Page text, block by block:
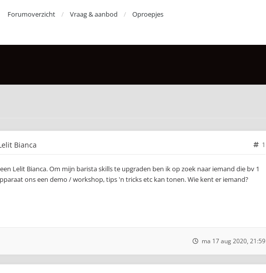
Forumoverzicht Vraag & aanbod Oproepjes
Bianca 1
Lelit Bianca. Om mijn barista skills te upgraden ben ik op zoek naar iemand die bv 1
ons een demo / workshop, tips 'n tricks etc kan tonen. Wie kent er iemand?
ma 17 aug 2020, 21:59